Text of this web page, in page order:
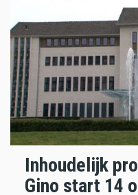
Inhoudelijk
Gino start 14